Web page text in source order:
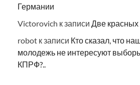
Германии
Victorovich к записи Две красных
robot к записи Кто сказал, что
молодежь не интересуют
КПРФ?..